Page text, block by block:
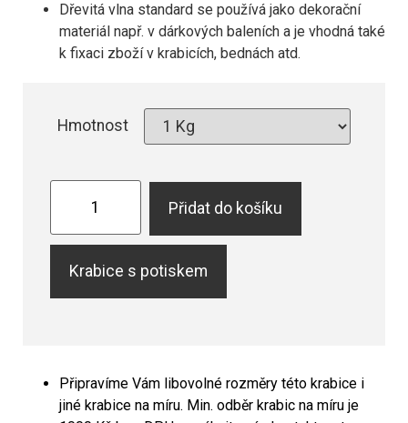
Dřevitá vlna standard se používá jako dekorační
materiál např. v dárkových baleních a je vhodná také
k fixaci zboží v krabicích, bednách atd.
Hmotnost
Přidat do košíku
Krabice s potiskem
Připravíme Vám libovolné rozměry této krabice i
jiné krabice na míru. Min. odběr krabic na míru je